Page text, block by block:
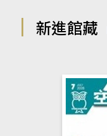
新進館藏